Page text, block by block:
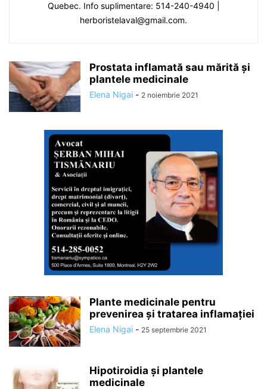
Quebec. Info suplimentare: 514-240-4940 |
herboristelaval@gmail.com.
Prostata inflamată sau mărită și
plantele medicinale
Elena Nigai - 2 noiembrie 2021
Plante medicinale pentru
prevenirea și tratarea inflamației
Elena Nigai - 25 septembrie 2021
Hipotiroidia și plantele
medicinale